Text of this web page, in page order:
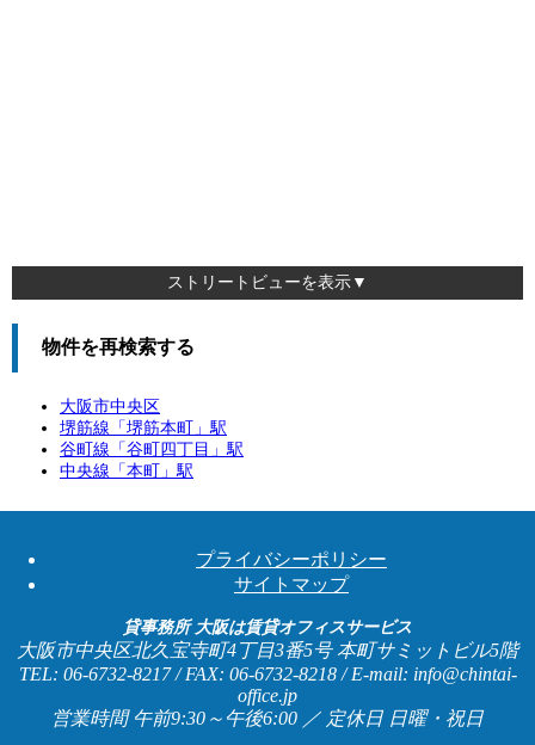
ストリートビューを表示▼
物件を再検索する
大阪市中央区
堺筋線「 堺筋本町
」駅
谷町線「 谷町四丁目 」駅
中央線「 本町 」駅
プライバシーポリシー
サイトマップ
貸事務所 大阪は賃貸オフィスサービス
大阪市中央区北久宝寺町4丁目3番5号 本町サミットビル5階
TEL: 06-6732-8217 / FAX: 06-6732-8218 / E-mail: info@chintai-
office.jp
営業時間 午前9:30～午後6:00 ／ 定休日 日曜・祝日